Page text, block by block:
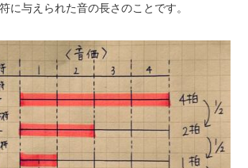
に与えられた音の長さのことです。